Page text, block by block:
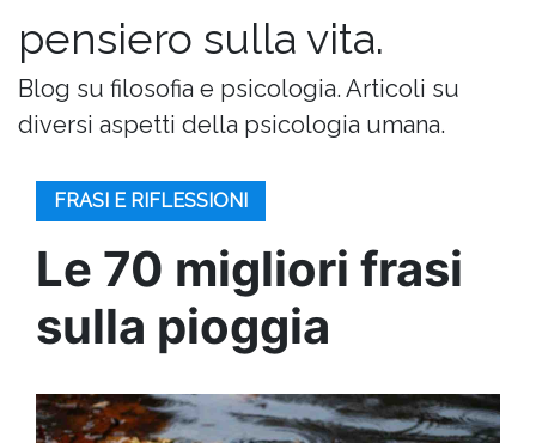
pensiero sulla vita.
Blog su filosofia e psicologia. Articoli su
diversi aspetti della psicologia umana.
FRASI E RIFLESSIONI
Le 70 migliori frasi
sulla pioggia